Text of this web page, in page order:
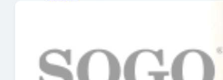
INICIO